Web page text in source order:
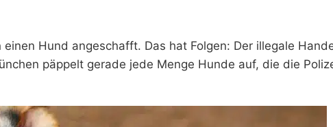
Hund angeschafft. Das hat Folgen: Der illegale
päppelt gerade jede Menge Hunde auf, die die